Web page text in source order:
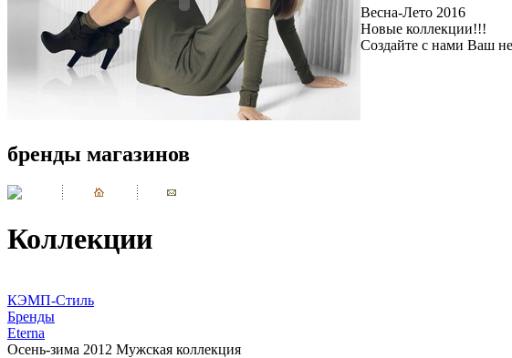
Весна-Лето 2016
Новые коллекции!!!
Создайте с нами Ваш
бренды магазинов
Коллекции
КЭМП-Стиль
Бренды
Eterna
Осень-зима 2012 Мужская коллекция